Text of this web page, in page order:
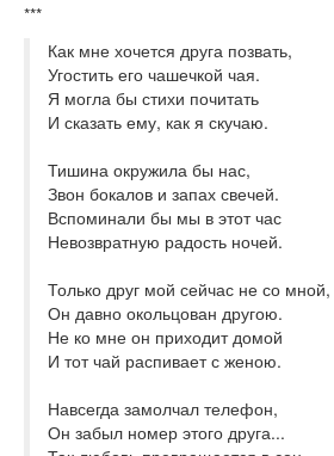
***
Как мне хочется друга позвать,
Угостить его чашечкой чая.
Я могла бы стихи почитать
И сказать ему, как я скучаю.
Тишина окружила бы нас,
Звон бокалов и запах свечей.
Вспоминали бы мы в этот час
Невозвратную радость ночей.
Только друг мой сейчас не со мной,
Он давно окольцован другою.
Не ко мне он приходит домой
И тот чай распивает с женою.
Навсегда замолчал телефон,
Он забыл номер этого друга...